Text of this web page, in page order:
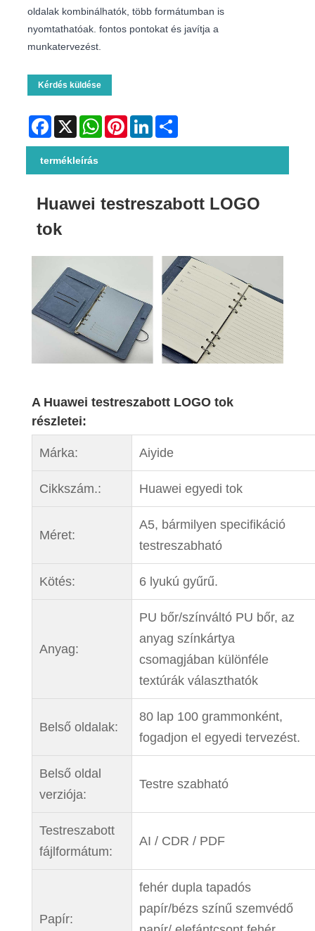
oldalak kombinálhatók, több formátumban is
nyomtathatóak. fontos pontokat és javítja a
munkatervezést.
Kérdés küldése
Facebook
X WhatsAppPinterestLinkedIn
termékleírás
Huawei testreszabott LOGO
tok
A Huawei testreszabott LOGO tok
részletei:
Márka: Aiyide
Cikkszám.: Huawei egyedi tok
Méret:
A5, bármilyen specifikáció
testreszabható
Kötés: 6 lyukú gyűrű.
Anyag:
PU bőr/színváltó PU bőr, az
anyag színkártya
csomagjában különféle
textúrák választhatók
Belső oldalak:
80 lap 100 grammonként,
fogadjon el egyedi tervezést.
Belső oldal
verziója:
Testre szabható
Testreszabott
fájlformátum:
AI / CDR / PDF
Papír:
fehér dupla tapadós
papír/bézs színű szemvédő